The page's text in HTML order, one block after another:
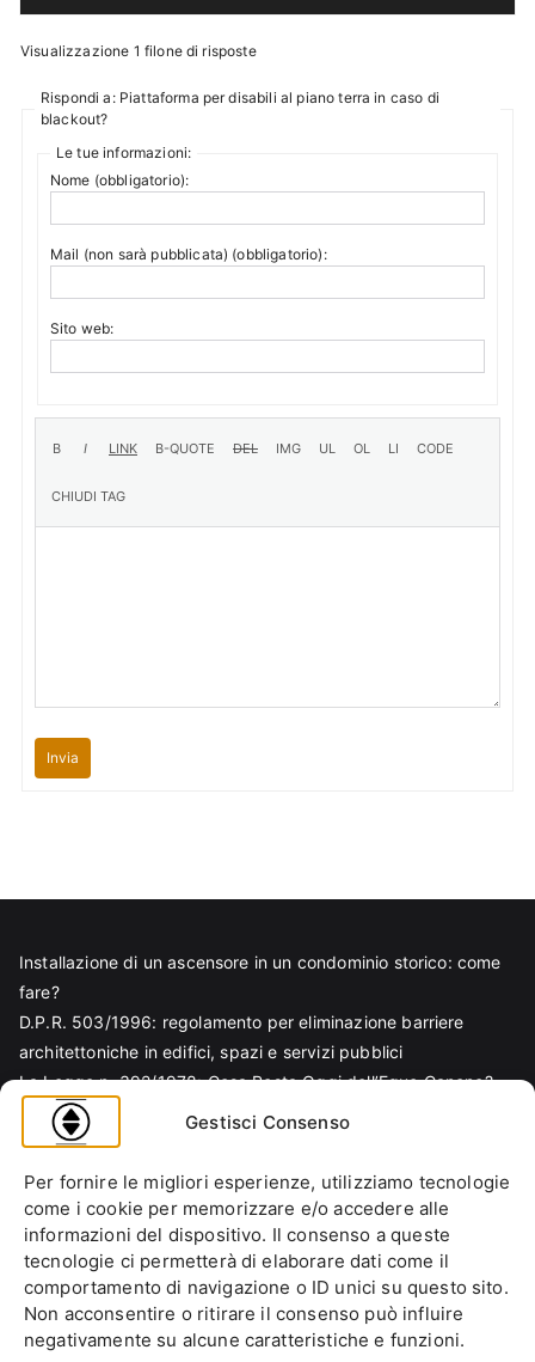
Gestisci Consenso
Per fornire le migliori esperienze, utilizziamo tecnologie
come i cookie per memorizzare e/o accedere alle
informazioni del dispositivo. Il consenso a queste
tecnologie ci permetterà di elaborare dati come il
comportamento di navigazione o ID unici su questo sito.
Non acconsentire o ritirare il consenso può influire
negativamente su alcune caratteristiche e funzioni.
Visualizzazione 1 filone di risposte
Rispondi a: Piattaforma per disabili al piano terra in caso di
blackout?
Le tue informazioni:
Nome (obbligatorio):
Mail (non sarà pubblicata) (obbligatorio):
Sito web:
Invia
Installazione di un ascensore in un condominio storico: come
fare?
D.P.R. 503/1996: regolamento per eliminazione barriere
architettoniche in edifici, spazi e servizi pubblici
La Legge n. 392/1978: Cosa Resta Oggi dell’Equo Canone?
Legge Regionale n. 6/1989: Analisi Tecnica per Progettisti e
Amministratori
Norma EN 81-70 e sicurezza nella progettazione ascensore
Ascensore Condominiale
Barriere Architettoniche
Codice Civile
Condominio
Decreto Ministeriale
Decreto Presidente della Repubblica